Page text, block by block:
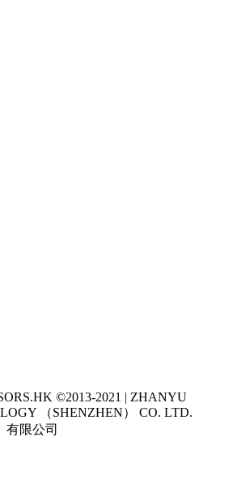
©2013-2021 | ZHANYU
（SHENZHEN） CO. LTD.
有限公司